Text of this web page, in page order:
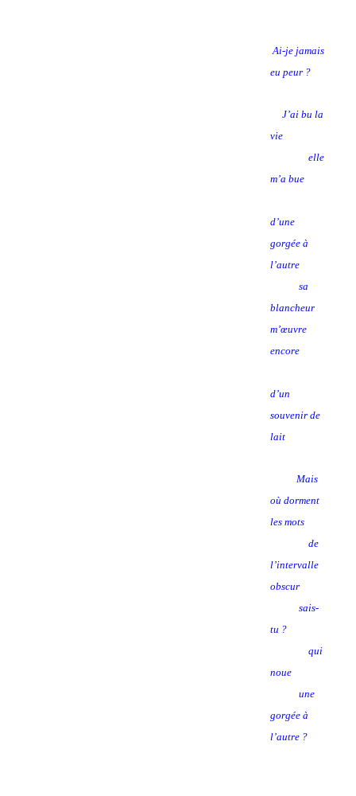
Ai-je jamais
eu peur ?
J’ai bu la
vie
elle
m’a bue
d’une
gorgée à
l’autre
sa
blancheur
m’œuvre
encore
d’un
souvenir de
lait
Mais
où dorment
les mots
de
l’intervalle
obscur
sais-
tu ?
qui
noue
une
gorgée à
l’autre ?